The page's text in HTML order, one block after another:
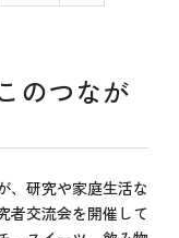
のつなが
、研究や家庭生活な
者交流会を開催して